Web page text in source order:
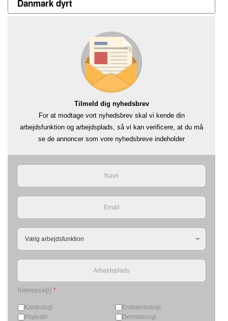
Danmark dyrt
Tilmeld dig nyhedsbrev
For at modtage vort nyhedsbrev skal vi kende din
arbejdsfunktion og arbejdsplads, så vi kan verificere, at du må
se de annoncer som vore nyhedsbreve indeholder
Interesse(r) *
Kardiologi
Endokrinologi
Psykiatri
Dermatologi